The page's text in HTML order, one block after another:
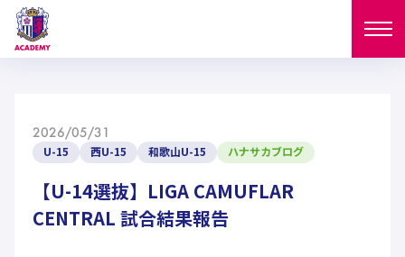
NEWS
試合日程
MATCH
2026/05/31
U-15 西U-15 和歌山U-15 ハナサカブログ
【U-14選抜】LIGA CAMUFLAR
CENTRAL 試合結果報告